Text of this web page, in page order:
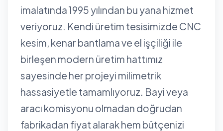
imalatında 1995 yılından bu yana hizmet
veriyoruz. Kendi üretim tesisimizde CNC
kesim, kenar bantlama ve el işçiliği ile
birleşen modern üretim hattımız
sayesinde her projeyi milimetrik
hassasiyetle tamamlıyoruz. Bayi veya
aracı komisyonu olmadan doğrudan
fabrikadan fiyat alarak hem bütçenizi